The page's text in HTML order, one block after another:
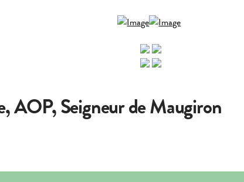
AOP, Seigneur de Maugiron